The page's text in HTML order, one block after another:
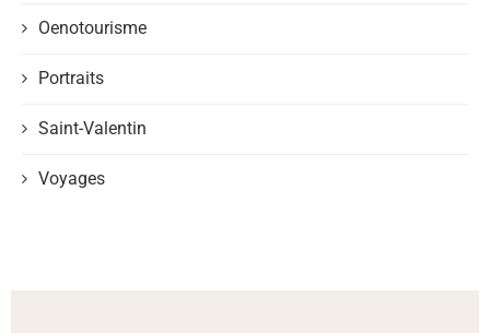
Oenotourisme
Portraits
Saint-Valentin
Voyages